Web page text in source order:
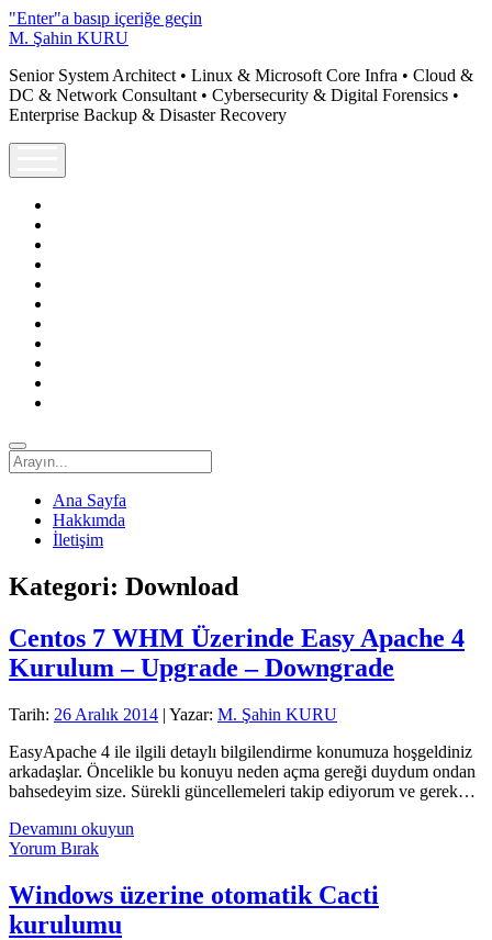
"Enter"a basıp içeriğe geçin
M. Şahin KURU
Senior System Architect • Linux & Microsoft Core Infra • Cloud &
DC & Network Consultant • Cybersecurity & Digital Forensics •
Enterprise Backup & Disaster Recovery
Arama
Ana Sayfa
Hakkımda
İletişim
Kategori: Download
Centos 7 WHM Üzerinde Easy Apache 4
Kurulum – Upgrade – Downgrade
Tarih: 26 Aralık 2014 | Yazar: M. Şahin KURU
EasyApache 4 ile ilgili detaylı bilgilendirme konumuza hoşgeldiniz
arkadaşlar. Öncelikle bu konuyu neden açma gereği duydum ondan
bahsedeyim size. Sürekli güncellemeleri takip ediyorum ve gerek…
Devamını okuyun
Üzerinde
Easy
Yorum Bırak
Windows üzerine otomatik Cacti
kurulumu